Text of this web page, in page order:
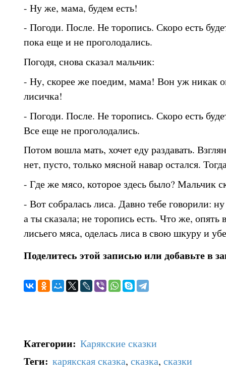
- Ну же, мама, будем есть!
- Погоди. После. Не торопись. Скоро есть
пока еще и не проголодались.
Погодя, снова сказал мальчик:
- Ну, скорее же поедим, мама! Вон уж никак
лисичка!
- Погоди. После. Не торопись. Скоро есть
Все еще не проголодались.
Потом вошла мать, хочет еду раздавать.
нет, пусто, только мясной навар остался.
- Где же мясо, которое здесь было? Мальчик
- Вот собралась лиса. Давно тебе говорили:
а ты сказала; не торопись есть. Что же, опять
лисьего мяса, оделась лиса в свою шкуру и
Поделитесь этой записью или добавьте в
Категории: Карякские сказки
Теги: карякская сказка, сказка, сказки